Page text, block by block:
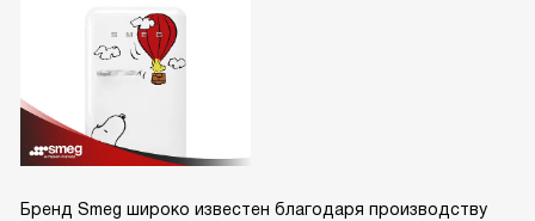
Бренд Smeg широко известен благодаря производству